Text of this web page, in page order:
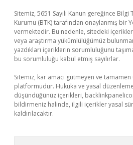
Sitemiz, 5651 Sayılı Kanun gereğince
Kurumu (BTK) tarafından onaylanmış bir
vermektedir. Bu nedenle, sitedeki
veya araştırma yükümlülüğümüz
yazdıkları içeriklerin sorumluluğunu
bu sorumluluğu kabul etmiş sayılırlar.
Sitemiz, kar amacı gütmeyen ve
platformudur. Hukuka ve yasal
düşündüğünüz içerikleri,
bildirmeniz halinde, ilgili içerikler yasal
kaldırılacaktır.